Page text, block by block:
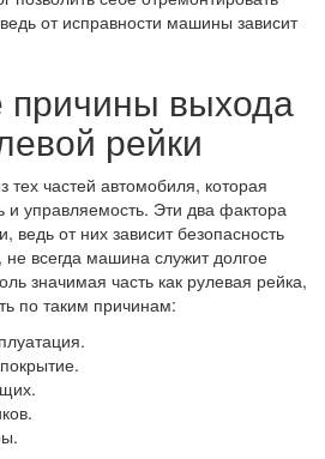
от исправности машины зависит
выхода
рейки
частей автомобиля, которая
и управляемость. Эти два фактора
от них зависит безопасность
всегда машина служит долгое
значимая часть как рулевая рейка,
по таким причинам: